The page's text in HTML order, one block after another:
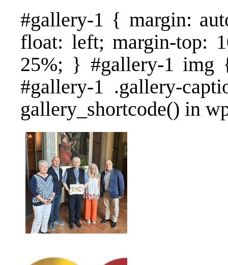
#gallery-1 { margin:
float: left; margin-top:
25%; } #gallery-1
#gallery-1 .gallery-
gallery_shortcode() in